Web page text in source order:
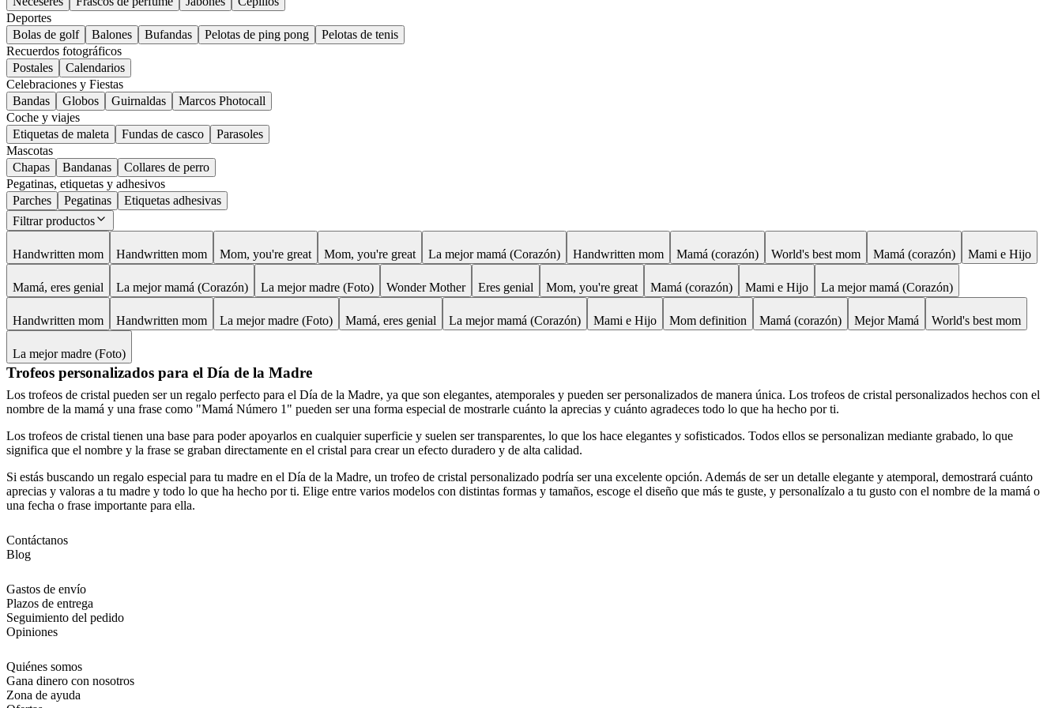
Deportes
Bolas de golf
Balones Bufandas Pelotas de ping pong
Pelotas de tenis
Recuerdos fotográficos
Postales
Calendarios
Celebraciones y Fiestas
Bandas
Globos Guirnaldas
Marcos Photocall
Coche y viajes
Etiquetas de maleta
Fundas de casco
Parasoles
Mascotas
Chapas
Bandanas
Collares de perro
Pegatinas, etiquetas y adhesivos
Parches
Pegatinas
Etiquetas adhesivas
Filtrar productos
Handwritten mom Handwritten mom Mom, you're great Mom, you're great La mejor mamá (Corazón) Handwritten mom Mamá (corazón) World's best mom Mamá (corazón) Mami e Hijo
Mamá, eres genial La mejor mamá (Corazón) La mejor madre (Foto) Wonder Mother Eres genial Mom, you're great Mamá (corazón) Mami e Hijo La mejor mamá (Corazón)
Handwritten mom Handwritten mom La mejor madre (Foto) Mamá, eres genial La mejor mamá (Corazón) Mami e Hijo Mom definition Mamá (corazón) Mejor Mamá World's best mom
La mejor madre (Foto)
Trofeos personalizados para el Día de la Madre
Los trofeos de cristal pueden ser un regalo perfecto para el Día de la Madre, ya que son elegantes, atemporales y pueden ser personalizados de manera única. Los trofeos de cristal personalizados hechos con el
nombre de la mamá y una frase como "Mamá Número 1" pueden ser una forma especial de mostrarle cuánto la aprecias y cuánto agradeces todo lo que ha hecho por ti.
Los trofeos de cristal tienen una base para poder apoyarlos en cualquier superficie y suelen ser transparentes, lo que los hace elegantes y sofisticados. Todos ellos se personalizan mediante grabado, lo que
significa que el nombre y la frase se graban directamente en el cristal para crear un efecto duradero y de alta calidad.
Si estás buscando un regalo especial para tu madre en el Día de la Madre, un trofeo de cristal personalizado podría ser una excelente opción. Además de ser un detalle elegante y atemporal, demostrará cuánto
aprecias y valoras a tu madre y todo lo que ha hecho por ti. Elige entre varios modelos con distintas formas y tamaños, escoge el diseño que más te guste, y personalízalo a tu gusto con el nombre de la mamá o
una fecha o frase importante para ella.
Contáctanos
Blog
Gastos de envío
Plazos de entrega
Seguimiento del pedido
Opiniones
Quiénes somos
Gana dinero con nosotros
Zona de ayuda